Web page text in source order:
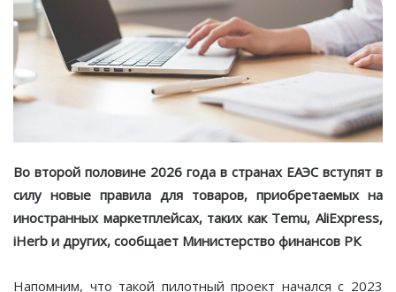
Во второй половине 2026 года в странах ЕАЭС вступят в
силу новые правила для товаров, приобретаемых на
иностранных маркетплейсах, таких как Temu, AliExpress,
iHerb и других, сообщает Министерство финансов РК
Напомним, что такой пилотный проект начался с 2023